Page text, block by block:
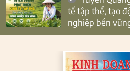
tế tập thể, tạo
nghiệp bền